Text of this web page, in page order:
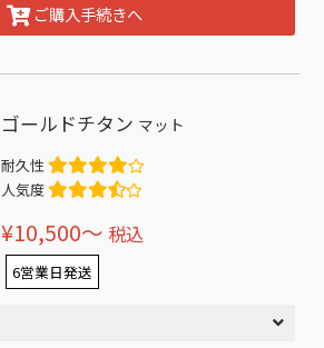
ご購入手続きへ
ゴールドチタン マット
耐久性
人気度
¥10,500〜 税込
6営業日発送